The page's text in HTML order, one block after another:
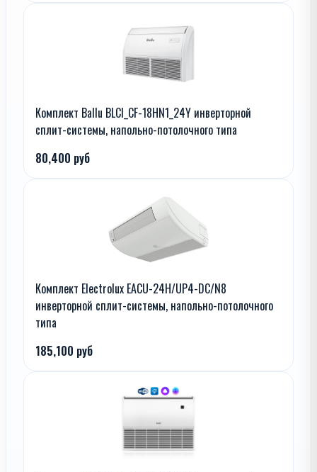
Комплект Ballu BLCI_CF-18HN1_24Y инверторной
сплит-системы, напольно-потолочного типа
80,400 руб
Комплект Electrolux EACU-24H/UP4-DC/N8
инверторной сплит-системы, напольно-потолочного
типа
185,100 руб